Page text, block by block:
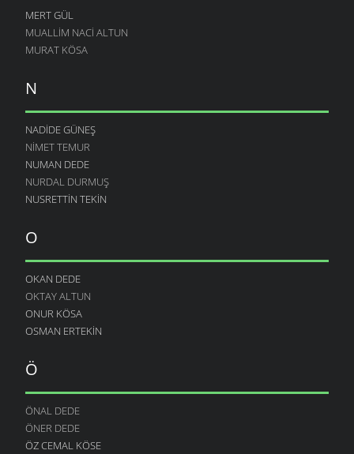
MERT GÜL
MUALLIM NACI ALTUN
MURAT KÖSA
N
NADIDE GÜNEŞ
NIMET TEMUR
NUMAN DEDE
NURDAL DURMUŞ
NUSRETTIN TEKIN
O
OKAN DEDE
OKTAY ALTUN
ONUR KÖSA
OSMAN ERTEKIN
Ö
ÖNAL DEDE
ÖNER DEDE
ÖZ CEMAL KÖSE